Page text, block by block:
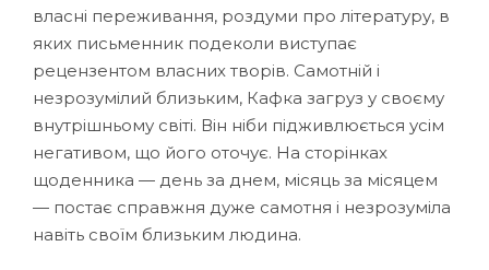
власні переживання, роздуми про літературу, в
яких письменник подеколи виступає
рецензентом власних творів. Самотній і
незрозумілий близьким, Кафка загруз у своєму
внутрішньому світі. Він ніби підживлюється усім
негативом, що його оточує. На сторінках
щоденника — день за днем, місяць за місяцем
— постає справжня дуже самотня і незрозуміла
навіть своїм близьким людина.